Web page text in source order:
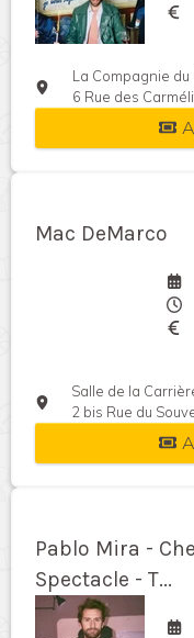
La Compagnie
6 Rue des
Mac DeMarco
Salle de la
2 bis Rue du
Pablo Mira -
Spectacle - T...